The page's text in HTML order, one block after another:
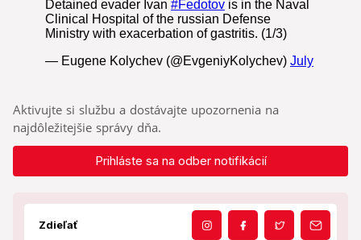
Aktivujte si službu a dostávajte upozornenia na
najdôležitejšie správy dňa.
Prihláste sa na odber notifikácií
Zdieľať